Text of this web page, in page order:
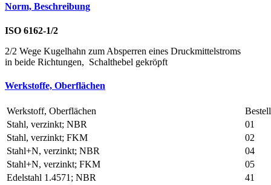
Norm, Beschreibung
ISO 6162-1/2
2/2 Wege Kugelhahn zum Absperren eines Druckmittelstroms
in beide Richtungen, Schalthebel gekröpft
Werkstoffe, Oberflächen
Werkstoff, Oberflächen
Stahl, verzinkt; NBR
01
Stahl, verzinkt; FKM
02
Stahl+N, verzinkt; NBR
04
Stahl+N, verzinkt; FKM
05
Edelstahl 1.4571; NBR
41